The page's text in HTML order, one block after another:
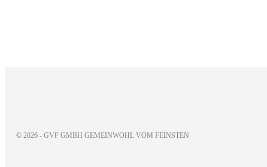
© 2026 - GVF GMBH GEMEINWOHL VOM FEINSTEN